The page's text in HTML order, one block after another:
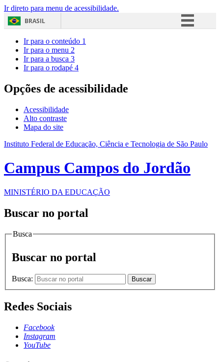
Ir direto para menu de acessibilidade.
BRASIL
Acesso à informação
Ir para o conteúdo 1
Ir para o menu 2
Ir para a busca 3
Ir para o rodapé 4
Opções de acessibilidade
Acessibilidade
Alto contraste
Mapa do site
Instituto Federal de Educação, Ciência e Tecnologia de São Paulo
Campus Campos do Jordão
MINISTÉRIO DA EDUCAÇÃO
Buscar no portal
Busca
Buscar no portal
Busca: Buscar
Redes Sociais
Facebook
Instagram
YouTube